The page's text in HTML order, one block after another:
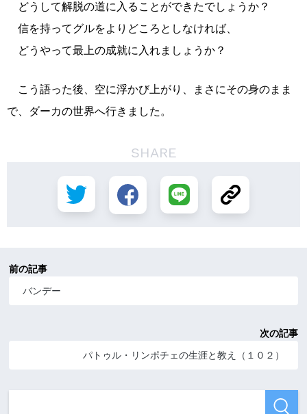
どうして解脱の道に入ることができたでしょうか？
信を持ってグルをよりどころとしなければ、
どうやって最上の成就に入れましょうか？
こう語った後、空に浮かび上がり、まさにその身のまま
で、ダーカの世界へ行きました。
SHARE
前の記事
バンデー
次の記事
パトゥル・リンポチェの生涯と教え（１０２）